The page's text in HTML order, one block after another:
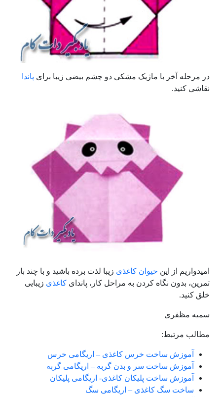
در مرحله آخر با ماژیک مشکی دو چشم بیضی زیبا برای پاندا
نقاشی کنید.
امیدواریم از این حیوان کاغذی زیبا لذت برده باشید و با چند بار
تمرین، بدون نگاه کردن به مراحل کار، پاندای کاغذی زیبایی
خلق کنید.
سمیه مظفری
مطالب مرتبط:
آموزش ساخت خرس کاغذی – اریگامی خرس
آموزش ساخت سر و بدن گربه – اریگامی گربه
آموزش ساخت پلیکان کاغذی- اریگامی پلیکان
ساخت سگ کاغذی – اریگامی سگ